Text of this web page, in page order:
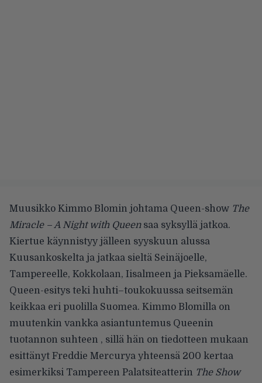
Muusikko Kimmo Blomin johtama Queen-show The
Miracle – A Night with Queensaa syksyllä jatkoa.
Kiertue käynnistyy jälleen syyskuun alussa
Kuusankoskelta ja jatkaa sieltä Seinäjoelle,
Tampereelle, Kokkolaan, Iisalmeen ja Pieksamäelle.
Queen-esitys teki huhti–toukokuussa seitsemän
keikkaa eri puolilla Suomea. Kimmo Blomilla on
muutenkin vankka asiantuntemus Queenin
tuotannon suhteen , sillä hän on tiedotteen mukaan
esittänyt Freddie Mercurya yhteensä 200 kertaa
esimerkiksi Tampereen Palatsiteatterin The Show